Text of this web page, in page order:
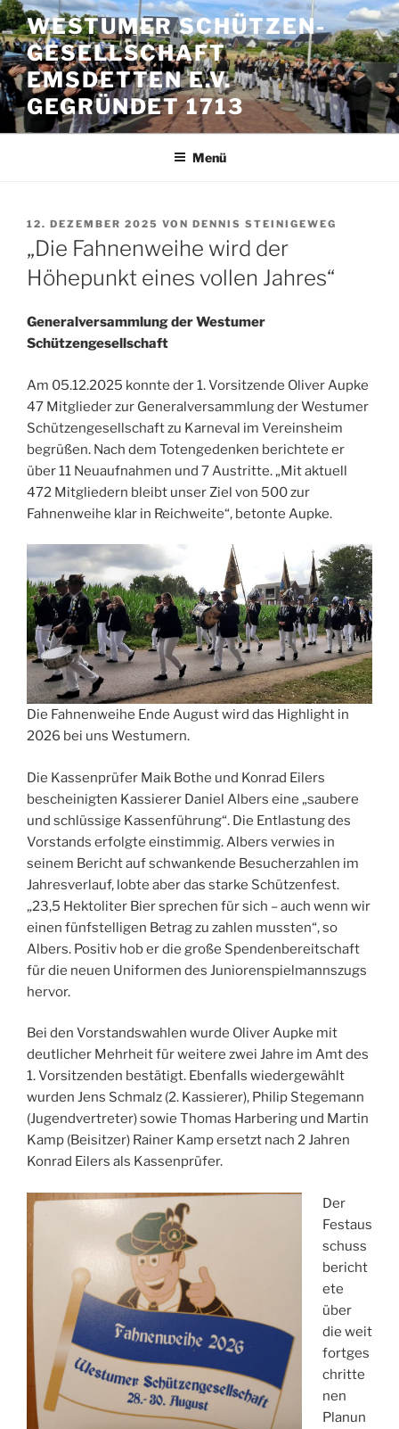
Zum
Inhalt
springen
WESTUMER SCHÜTZEN-
GESELLSCHAFT
EMSDETTEN E.V.
GEGRÜNDET 1713
Menü
VERÖFFENTLICHT
AM
12. DEZEMBER 2025 VON DENNIS STEINIGEWEG
„Die Fahnenweihe wird der
Höhepunkt eines vollen Jahres“
Generalversammlung der Westumer
Schützengesellschaft
Am 05.12.2025 konnte der 1. Vorsitzende Oliver Aupke
47 Mitglieder zur Generalversammlung der Westumer
Schützengesellschaft zu Karneval im Vereinsheim
begrüßen. Nach dem Totengedenken berichtete er
über 11 Neuaufnahmen und 7 Austritte. „Mit aktuell
472 Mitgliedern bleibt unser Ziel von 500 zur
Fahnenweihe klar in Reichweite“, betonte Aupke.
Die Fahnenweihe Ende August wird das Highlight in
2026 bei uns Westumern.
Die Kassenprüfer Maik Bothe und Konrad Eilers
bescheinigten Kassierer Daniel Albers eine „saubere
und schlüssige Kassenführung“. Die Entlastung des
Vorstands erfolgte einstimmig. Albers verwies in
seinem Bericht auf schwankende Besucherzahlen im
Jahresverlauf, lobte aber das starke Schützenfest.
„23,5 Hektoliter Bier sprechen für sich – auch wenn wir
einen fünfstelligen Betrag zu zahlen mussten“, so
Albers. Positiv hob er die große Spendenbereitschaft
für die neuen Uniformen des Juniorenspielmannszugs
hervor.
Bei den Vorstandswahlen wurde Oliver Aupke mit
deutlicher Mehrheit für weitere zwei Jahre im Amt des
1. Vorsitzenden bestätigt. Ebenfalls wiedergewählt
wurden Jens Schmalz (2. Kassierer), Philip Stegemann
(Jugendvertreter) sowie Thomas Harbering und Martin
Kamp (Beisitzer) Rainer Kamp ersetzt nach 2 Jahren
Konrad Eilers als Kassenprüfer.
Der
Festaus
schuss
bericht
ete
über
die weit
fortges
chritte
nen
Planun